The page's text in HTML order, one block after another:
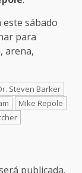
este sábado
para
arena,
Steven Barker
Mike Repole
publicada.